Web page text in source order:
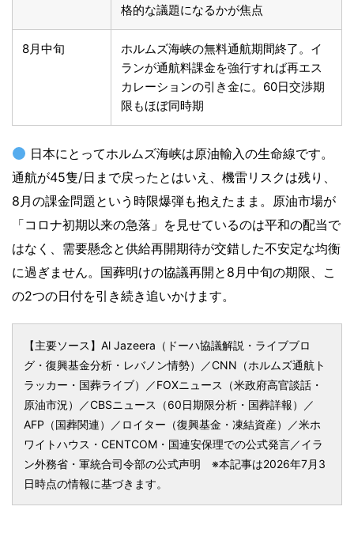
格的な議題になるかが焦点
8月中旬
ホルムズ海峡の無料通航期間終了。イ
ランが通航料課金を強行すれば再エス
カレーションの引き金に。60日交渉期
限もほぼ同時期
日本にとってホルムズ海峡は原油輸入の生命線です。
通航が45隻/日まで戻ったとはいえ、機雷リスクは残り、
8月の課金問題という時限爆弾も抱えたまま。原油市場が
「コロナ初期以来の急落」を見せているのは平和の配当で
はなく、需要懸念と供給再開期待が交錯した不安定な均衡
に過ぎません。国葬明けの協議再開と8月中旬の期限、こ
の2つの日付を引き続き追いかけます。
【主要ソース】Al Jazeera（ドーハ協議解説・ライブブロ
グ・復興基金分析・レバノン情勢）／CNN（ホルムズ通航ト
ラッカー・国葬ライブ）／FOXニュース（米政府高官談話・
原油市況）／CBSニュース（60日期限分析・国葬詳報）／
AFP（国葬関連）／ロイター（復興基金・凍結資産）／米ホ
ワイトハウス・CENTCOM・国連安保理での公式発言／イラ
ン外務省・軍統合司令部の公式声明 ※本記事は2026年7月3
日時点の情報に基づきます。